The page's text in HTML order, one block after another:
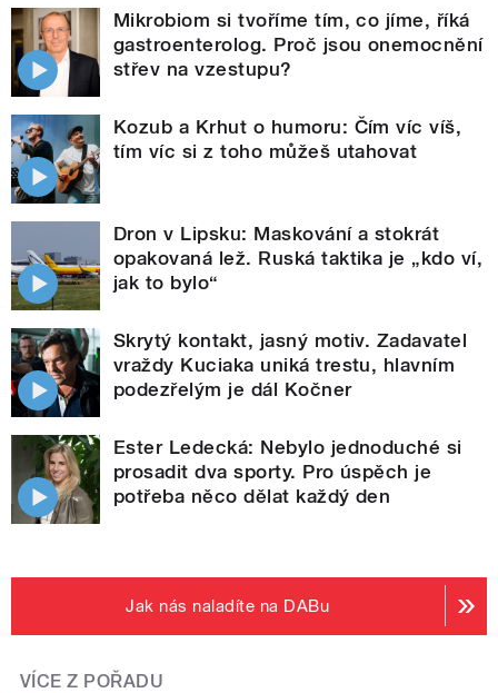
Mikrobiom si tvoříme tím, co jíme, říká
gastroenterolog. Proč jsou onemocnění
střev na vzestupu?
Kozub a Krhut o humoru: Čím víc víš,
tím víc si z toho můžeš utahovat
Dron v Lipsku: Maskování a stokrát
opakovaná lež. Ruská taktika je „kdo ví,
jak to bylo“
Skrytý kontakt, jasný motiv. Zadavatel
vraždy Kuciaka uniká trestu, hlavním
podezřelým je dál Kočner
Ester Ledecká: Nebylo jednoduché si
prosadit dva sporty. Pro úspěch je
potřeba něco dělat každý den
Jak nás naladíte na DABu
VÍCE Z POŘADU